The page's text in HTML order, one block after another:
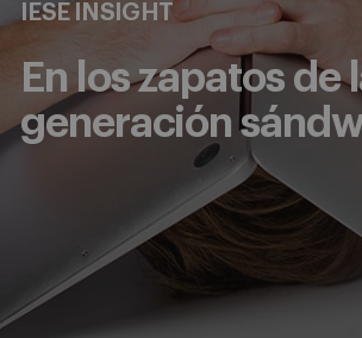
IESE INSIGHT
En los zapatos de
generación